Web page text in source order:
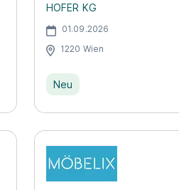
HOFER KG
01.09.2026
1220 Wien
Neu